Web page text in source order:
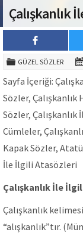
Çalışkanlık
GÜZEL SÖZLER
Sayfa İçeriği:
Sözler, Çalışkanlık
Sözler,
Cümleler,
Kapak Sözler,
İle İlgili Atasözleri
Çalışkanlık İle
Çalışkanlık
“alışkanlık”tır.